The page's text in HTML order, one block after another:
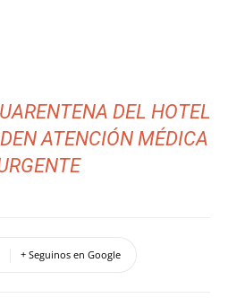
DEL HOTEL
ATENCIÓN MÉDICA
+ Seguinos en Google